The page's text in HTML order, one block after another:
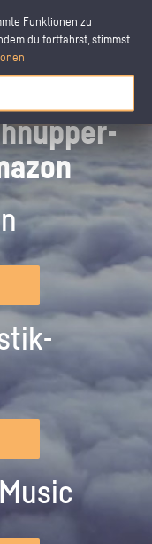
Funktionen zu
du fortfährst, stimmst